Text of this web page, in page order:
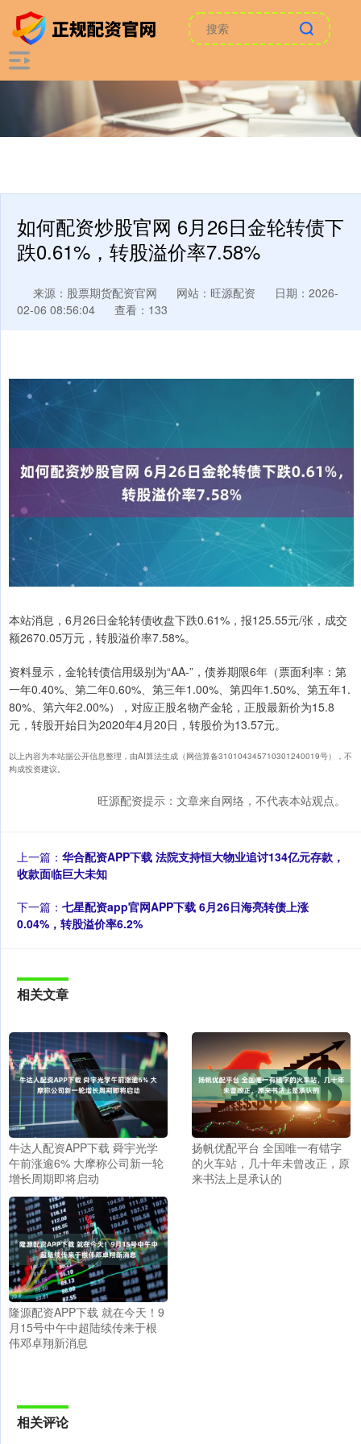
如何配资炒股官网 6月26日金轮转债下
跌0.61%，转股溢价率7.58%
来源：股票期货配资官网 网站：旺源配资
日期：2026-
02-06 08:56:04
查看：133
本站消息，6月26日金轮转债收盘下跌0.61%，报125.55元/张，成交
额2670.05万元，转股溢价率7.58%。
资料显示，金轮转债信用级别为“AA-”，债券期限6年（票面利率：第
一年0.40%、第二年0.60%、第三年1.00%、第四年1.50%、第五年1.
80%、第六年2.00%），对应正股名物产金轮，正股最新价为15.8
元，转股开始日为2020年4月20日，转股价为13.57元。
以上内容为本站据公开信息整理，由AI算法生成（网信算备310104345710301240019号），不
构成投资建议。
旺源配资提示：文章来自网络，不代表本站观点。
上一篇： 华合配资APP下载 法院支持恒大物业追讨134亿元存款，
收款面临巨大未知
下一篇： 七星配资app官网APP下载 6月26日海亮转债上涨
0.04%，转股溢价率6.2%
相关文章
牛达人配资APP下载 舜宇光学
午前涨逾6% 大摩称公司新一轮
增长周期即将启动
扬帆优配平台 全国唯一有错字
的火车站，几十年未曾改正，原
来书法上是承认的
隆源配资APP下载 就在今天！9
月15号中午中超陆续传来于根
伟邓卓翔新消息
相关评论